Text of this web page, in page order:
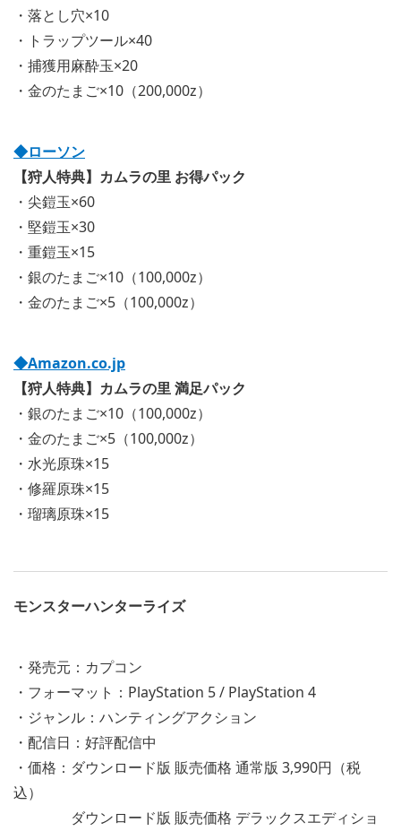
・落とし穴×10
・トラップツール×40
・捕獲用麻酔玉×20
・金のたまご×10（200,000z）
◆ローソン
【狩人特典】カムラの里 お得パック
・尖鎧玉×60
・堅鎧玉×30
・重鎧玉×15
・銀のたまご×10（100,000z）
・金のたまご×5（100,000z）
◆Amazon.co.jp
【狩人特典】カムラの里 満足パック
・銀のたまご×10（100,000z）
・金のたまご×5（100,000z）
・水光原珠×15
・修羅原珠×15
・瑠璃原珠×15
モンスターハンターライズ
・発売元：カプコン
・フォーマット：PlayStation 5 / PlayStation 4
・ジャンル：ハンティングアクション
・配信日：好評配信中
・価格：ダウンロード版 販売価格 通常版 3,990円（税
込）
ダウンロード版 販売価格 デラックスエディショ